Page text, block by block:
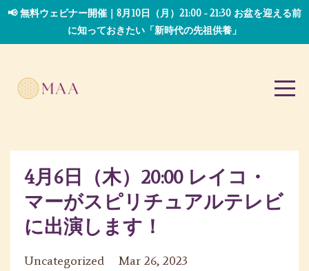
📢 無料ウェビナー開催｜8月10日（月）21:00 - 21:30 お盆を迎える前
に知っておきたい「新時代の先祖供養」
4月6日（木）20:00 レイコ・
マーがスピリチュアルテレビ
に出演します！
Uncategorized Mar 26, 2023